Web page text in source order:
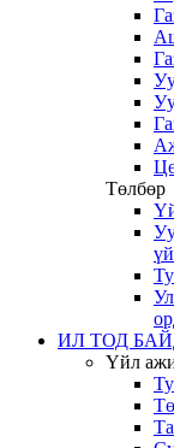
Төлбөр
ИЛ ТОД
Үйл